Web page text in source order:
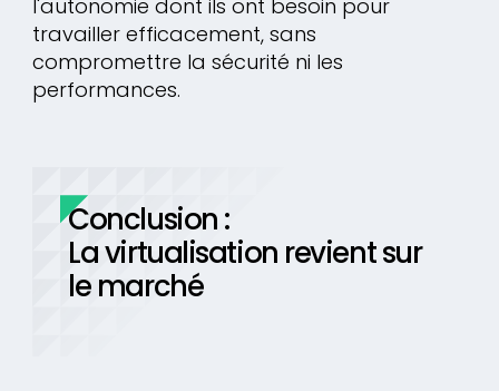
l'autonomie dont ils ont besoin pour
travailler efficacement, sans
compromettre la sécurité ni les
performances.
Conclusion :
La virtualisation revient sur
le marché